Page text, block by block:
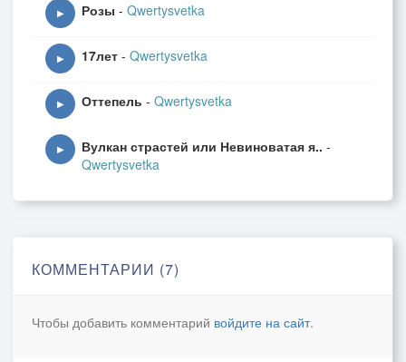
▶ Розы - Qwertysvetka
▶ 17лет - Qwertysvetka
▶ Оттепель - Qwertysvetka
▶ Вулкан страстей или Невиноватая я.. -
Qwertysvetka
КОММЕНТАРИИ (7)
Чтобы добавить комментарий войдите на сайт.